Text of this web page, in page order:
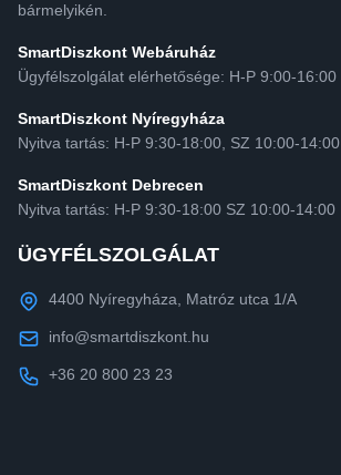
bármelyikén.
SmartDiszkont Webáruház
Ügyfélszolgálat elérhetősége: H-P 9:00-16:00
SmartDiszkont Nyíregyháza
Nyitva tartás: H-P 9:30-18:00, SZ 10:00-14:00
SmartDiszkont Debrecen
Nyitva tartás: H-P 9:30-18:00 SZ 10:00-14:00
ÜGYFÉLSZOLGÁLAT
4400 Nyíregyháza, Matróz utca 1/A
info@smartdiszkont.hu
+36 20 800 23 23